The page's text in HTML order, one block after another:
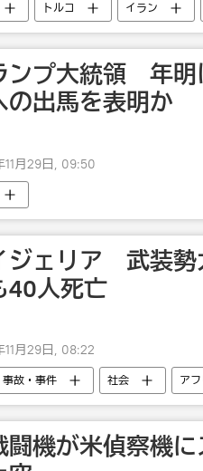
トルコ イラン
ンプ大統領 年
の出馬を表明か
月29日, 09:50
ジェリア 武装勢
40人死亡
月29日, 08:22
事故・事件 社会 ア
闘機が米偵察機